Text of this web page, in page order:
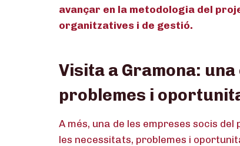
avançar en la metodologia del
organitzatives i de gestió.
Visita a Gramona:
problemes i
A més, una de les empreses socis
les necessitats, problemes i